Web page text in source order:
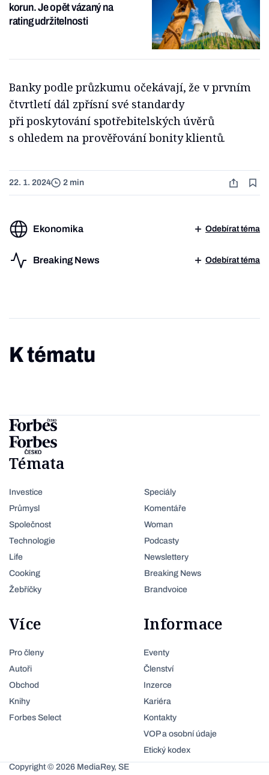
korun. Je opět vázaný na
rating udržitelnosti
Banky podle průzkumu očekávají, že v prvním
čtvrtletí dál zpřísní své standardy
při poskytování spotřebitelských úvěrů
s ohledem na prověřování bonity klientů.
22. 1. 2024 2 min
Ekonomika Odebírat téma
Breaking News Odebírat téma
K tématu
Témata
Investice
Průmysl
Společnost
Technologie
Life
Cooking
Žebříčky
Speciály
Komentáře
Woman
Podcasty
Newslettery
Breaking News
Brandvoice
Více
Pro členy
Autoři
Obchod
Knihy
Forbes Select
Informace
Eventy
Členství
Inzerce
Kariéra
Kontakty
VOP a osobní údaje
Etický kodex
Copyright © 2026 MediaRey, SE